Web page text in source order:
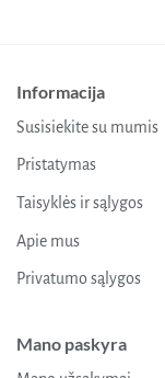
Informacija
Susisiekite su mumis
Pristatymas
Taisyklės ir sąlygos
Apie mus
Privatumo sąlygos
Mano paskyra